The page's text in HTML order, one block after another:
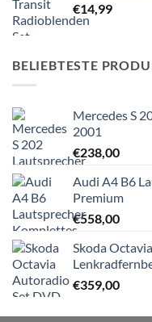
€14,99
BELIEBTESTE
Mercedes S
2001
€238,00
Audi A4 B6
Premium
€558,00
Skoda
€359,00